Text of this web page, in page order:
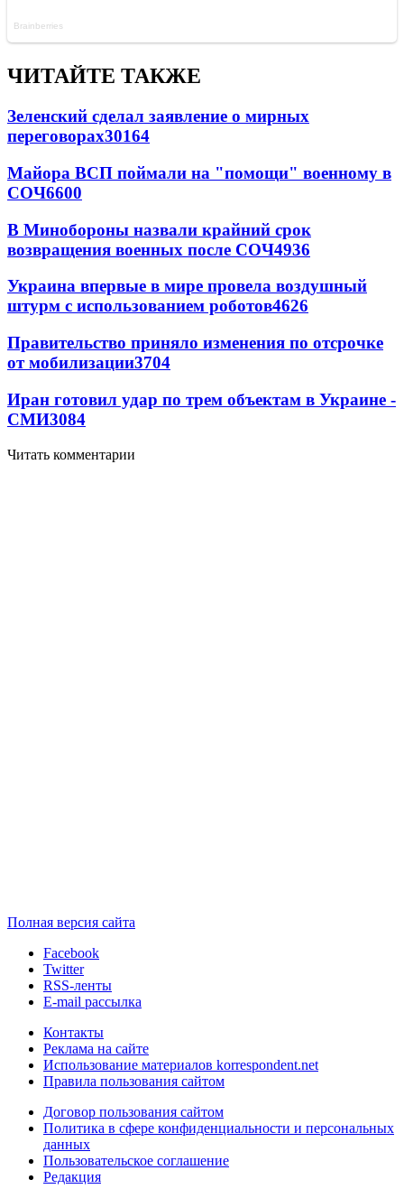
ЧИТАЙТЕ ТАКЖЕ
Зеленский сделал заявление о мирных
переговорах30164
Майора ВСП поймали на "помощи" военному в
СОЧ6600
В Минобороны назвали крайний срок
возвращения военных после СОЧ4936
Украина впервые в мире провела воздушный
штурм с использованием роботов4626
Правительство приняло изменения по отсрочке
от мобилизации3704
Иран готовил удар по трем объектам в Украине -
СМИ3084
Читать комментарии
Полная версия сайта
Facebook
Twitter
RSS-ленты
E-mail рассылка
Контакты
Реклама на сайте
Использование материалов korrespondent.net
Правила пользования сайтом
Договор пользования сайтом
Политика в сфере конфиденциальности и персональных
данных
Пользовательское соглашение
Редакция